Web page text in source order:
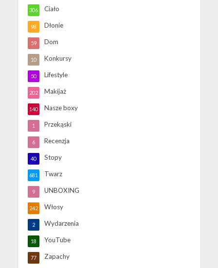
Ciało
306
Dłonie
98
Dom
59
Konkursy
10
Lifestyle
50
Makijaż
202
Nasze boxy
140
Przekąski
1
Recenzja
6
Stopy
40
Twarz
681
UNBOXING
9
Włosy
242
Wydarzenia
2
YouTube
18
Zapachy
77